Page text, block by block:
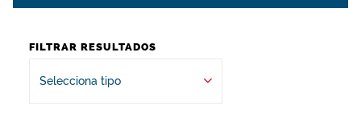
FILTRAR RESULTADOS
Selecciona tipo